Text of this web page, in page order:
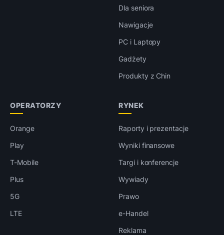
Dla seniora
Nawigacje
PC i Laptopy
Gadżety
Produkty z Chin
OPERATORZY
Orange
Play
T-Mobile
Plus
5G
LTE
RYNEK
Raporty i prezentacje
Wyniki finansowe
Targi i konferencje
Wywiady
Prawo
e-Handel
Reklama